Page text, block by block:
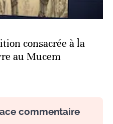
consacrée à la
au Mucem
commentaire